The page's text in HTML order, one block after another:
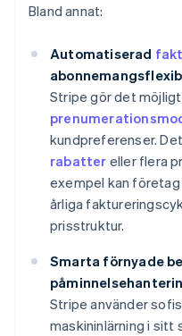
Bland annat:
Automatiserad
Stripe gör det
kundpreferenser.
rabatter eller flera
exempel kan
årliga
prisstruktur.
Smarta förnyade
Stripe använder
maskininlärning i sitt